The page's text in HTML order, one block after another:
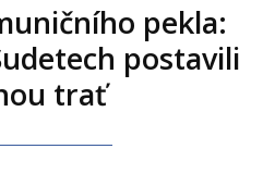
pekla:
postavili
trať